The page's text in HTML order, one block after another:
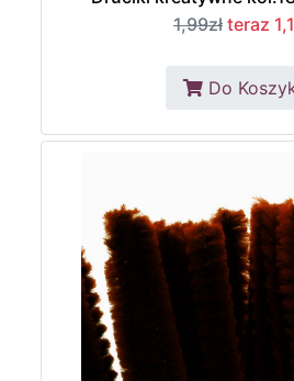
1,99zł teraz
Do